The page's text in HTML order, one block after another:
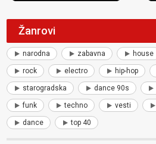
Žanrovi
narodna zabavna house
rock electro hip-hop
starogradska dance 90s
funk techno vesti
dance top 40